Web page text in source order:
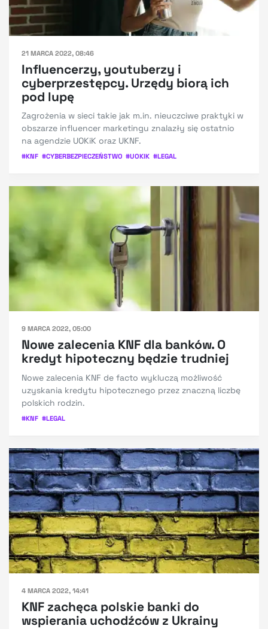
21 MARCA 2022, 08:46
Influencerzy, youtuberzy i
cyberprzestępcy. Urzędy biorą ich
pod lupę
Zagrożenia w sieci takie jak m.in. nieuczciwe praktyki w
obszarze influencer marketingu znalazły się ostatnio
na agendzie UOKiK oraz UKNF.
#KNF #CYBERBEZPIECZEŃSTWO #UOKIK #LEGAL
9 MARCA 2022, 05:00
Nowe zalecenia KNF dla banków. O
kredyt hipoteczny będzie trudniej
Nowe zalecenia KNF de facto wykluczą możliwość
uzyskania kredytu hipotecznego przez znaczną liczbę
polskich rodzin.
#KNF #LEGAL
4 MARCA 2022, 14:41
KNF zachęca polskie banki do
wspierania uchodźców z Ukrainy